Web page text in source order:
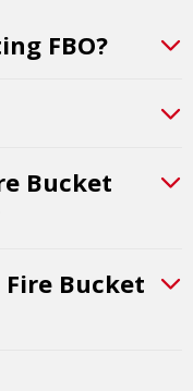
FBO?
Bucket
Bucket